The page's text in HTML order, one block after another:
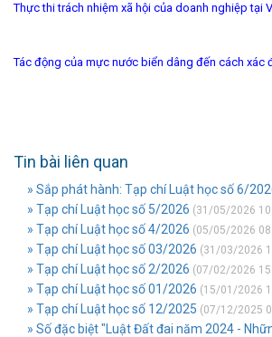
Thực thi trách nhiệm xã hội của doanh nghiệp tại
Tác động của mực nước biển dâng đến cách xác
Tin bài liên quan
» Sắp phát hành: Tạp chí Luật học số 6/
» Tạp chí Luật học số 5/2026 (31/05/2026
» Tạp chí Luật học số 4/2026 (05/05/2026
» Tạp chí Luật học số 03/2026 (31/03/2026
» Tạp chí Luật học số 2/2026 (07/02/2026
» Tạp chí Luật học số 01/2026 (15/01/2026
» Tạp chí Luật học số 12/2025 (07/12/2025
» Số đặc biệt "Luật Đất đai năm 2024 -